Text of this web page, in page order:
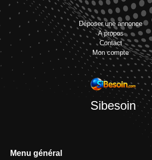
Déposer une annonce
A propos
Contact
Mon compte
Sibesoin
Menu général